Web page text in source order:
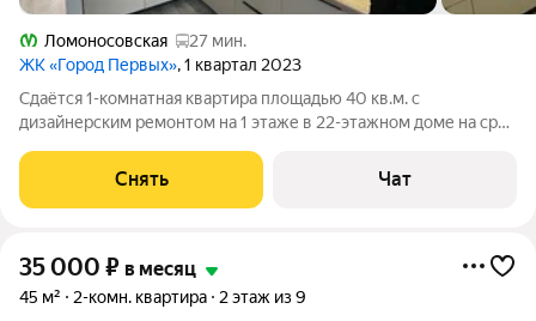
Ломоносовская
27 мин.
ЖК «Город Первых», 1 квартал 2023
Сдаётся 1-комнатная квартира площадью 40 кв.м. с
дизайнерским ремонтом на 1 этаже в 22-этажном доме на срок
Стиральная машина Холодильник Посудомоечная машина
Микроволновка Дом -
Снять Чат
35 000 ₽ в месяц
45 м² 2-комн. квартира 2 этаж из 9